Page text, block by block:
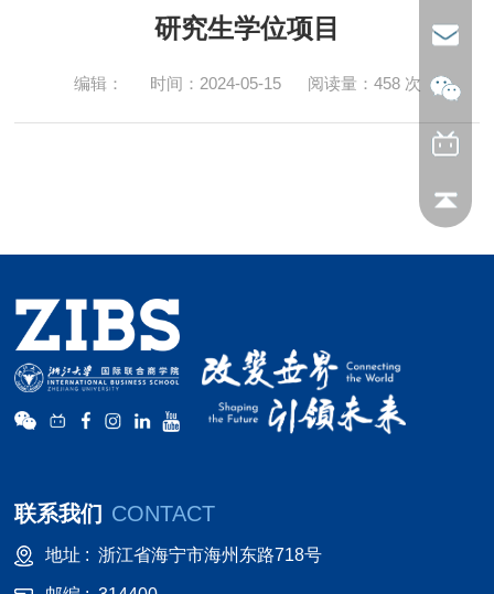
研究生学位项目
编辑： 时间：2024-05-15 阅读量： 458 次
联系我们 CONTACT
地址 :浙江省海宁市海州东路718号